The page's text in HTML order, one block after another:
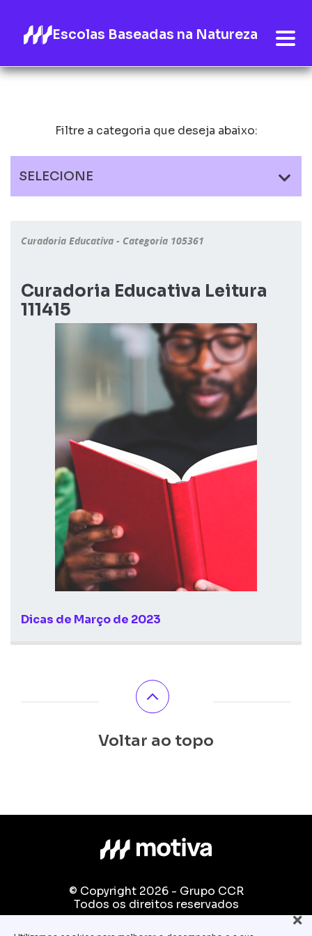
Escolas Baseadas na Natureza
Filtre a categoria que deseja abaixo:
SELECIONE
Curadoria Educativa - Categoria 105361
Curadoria Educativa Leitura
111415
Dicas de Março de 2023
Voltar ao topo
© Copyright 2026 - Grupo CCR
Todos os direitos reservados